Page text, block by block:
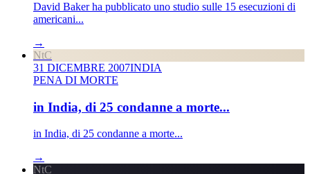
David Baker ha pubblicato uno studio sulle 15 esecuzioni di
americani...
→
NtC
31 DICEMBRE 2007INDIA
PENA DI MORTE
in India, di 25 condanne a morte...
in India, di 25 condanne a morte...
→
NtC